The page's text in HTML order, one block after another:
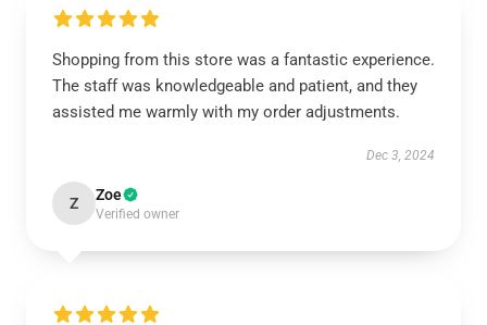
Shopping from this store was a fantastic experience.
The staff was knowledgeable and patient, and they
assisted me warmly with my order adjustments.
Dec 3, 2024
Z Zoe
Verified owner